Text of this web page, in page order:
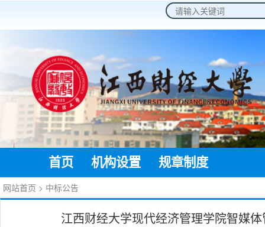
2026年8月9日 星期日
首页 机构设置 规章制度
网站首页 > 中标公告
江西财经大学现代经济管理学院智媒